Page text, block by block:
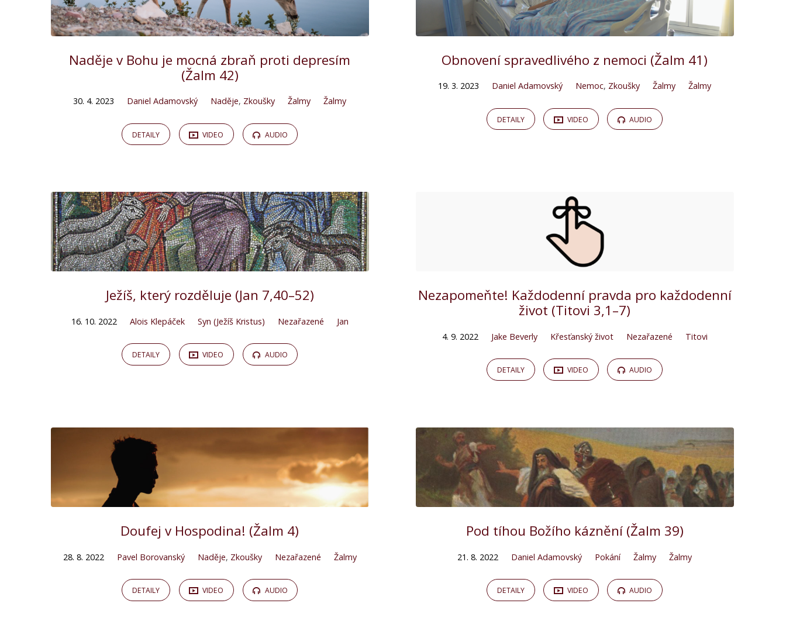
Naděje v Bohu je mocná zbraň proti depresím
(Žalm 42)
30. 4. 2023 Daniel Adamovský Naděje, Zkoušky Žalmy Žalmy
DETAILY VIDEO AUDIO
Obnovení spravedlivého z nemoci (Žalm 41)
19. 3. 2023 Daniel Adamovský Nemoc, Zkoušky Žalmy Žalmy
DETAILY VIDEO AUDIO
Ježíš, který rozděluje (Jan 7,40–52)
16. 10. 2022 Alois Klepáček Syn (Ježíš Kristus) Nezařazené Jan
DETAILY VIDEO AUDIO
Nezapomeňte! Každodenní pravda pro každodenní
život (Titovi 3,1–7)
4. 9. 2022 Jake Beverly Křesťanský život Nezařazené Titovi
DETAILY VIDEO AUDIO
Doufej v Hospodina! (Žalm 4)
28. 8. 2022 Pavel Borovanský Naděje, Zkoušky Nezařazené Žalmy
DETAILY VIDEO AUDIO
Pod tíhou Božího káznění (Žalm 39)
21. 8. 2022 Daniel Adamovský Pokání Žalmy Žalmy
DETAILY VIDEO AUDIO